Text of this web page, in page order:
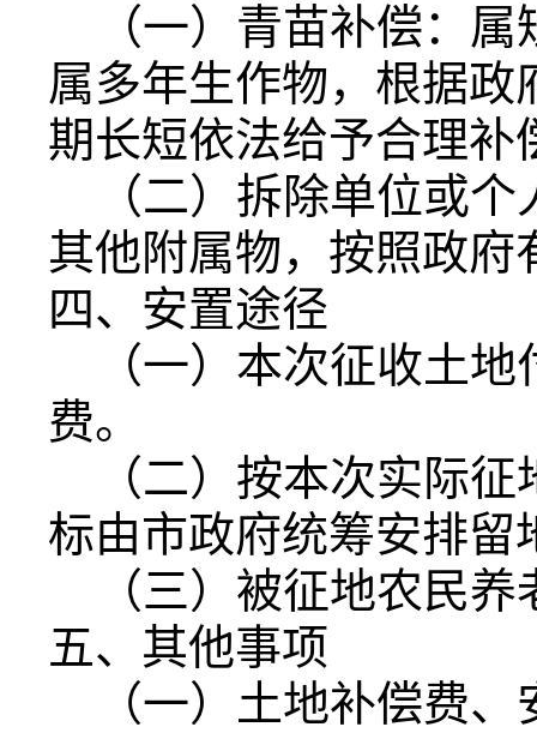
（一）青苗补偿：属
属多年生作物，根据
期长短依法给予合理补
（二）拆除单位或个
其他附属物，按照政府
四、安置途径
（一）本次征收土地
费。
（二）按本次实际征
标由市政府统筹安排留
（三）被征地农民养
五、其他事项
（一）土地补偿费、